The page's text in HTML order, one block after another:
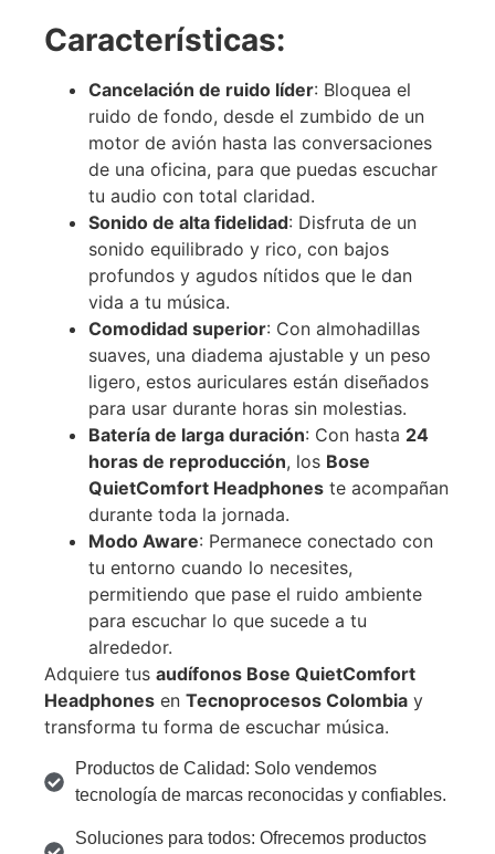
Características:
Cancelación de ruido líder: Bloquea el
ruido de fondo, desde el zumbido de un
motor de avión hasta las conversaciones
de una oficina, para que puedas escuchar
tu audio con total claridad.
Sonido de alta fidelidad: Disfruta de un
sonido equilibrado y rico, con bajos
profundos y agudos nítidos que le dan
vida a tu música.
Comodidad superior: Con almohadillas
suaves, una diadema ajustable y un peso
ligero, estos auriculares están diseñados
para usar durante horas sin molestias.
Batería de larga duración: Con hasta 24
horas de reproducción, los Bose
QuietComfort Headphones te acompañan
durante toda la jornada.
Modo Aware: Permanece conectado con
tu entorno cuando lo necesites,
permitiendo que pase el ruido ambiente
para escuchar lo que sucede a tu
alrededor.
Adquiere tus audífonos Bose QuietComfort
Headphones en Tecnoprocesos Colombia y
transforma tu forma de escuchar música.
Productos de Calidad: Solo vendemos
tecnología de marcas reconocidas y confiables.
Soluciones para todos: Ofrecemos productos